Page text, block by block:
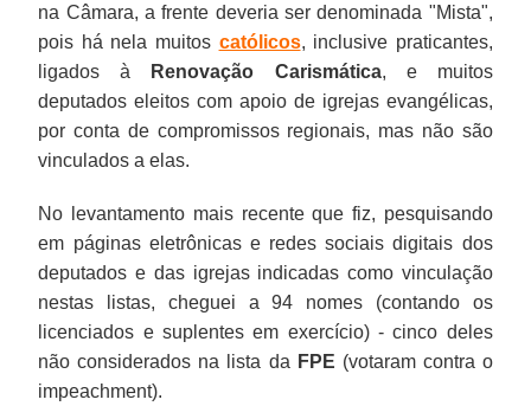
na Câmara, a frente deveria ser denominada "Mista",
pois há nela muitos católicos, inclusive praticantes,
ligados à
Renovação Carismática, e muitos
deputados eleitos com apoio de igrejas evangélicas,
por conta de compromissos regionais, mas não são
vinculados a elas.
No levantamento mais recente que fiz, pesquisando
em páginas eletrônicas e redes sociais digitais dos
deputados e das igrejas indicadas como vinculação
nestas listas, cheguei a 94 nomes (contando os
licenciados e suplentes em exercício) - cinco deles
não considerados na lista da FPE (votaram contra o
impeachment).